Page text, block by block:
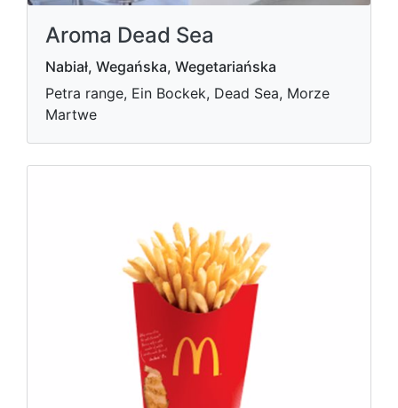
Aroma Dead Sea
Nabiał, Wegańska, Wegetariańska
Petra range, Ein Bockek, Dead Sea, Morze
Martwe